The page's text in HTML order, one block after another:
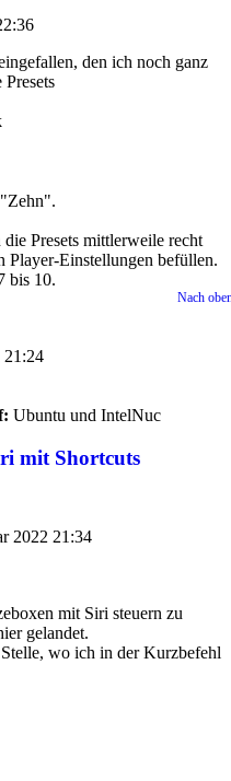
den ich noch ganz
Presets mittlerweile recht
Player-Einstellungen befüllen.
bis 10.
Nach
21:24
Ubuntu und IntelNuc
mit Shortcuts
2022 21:34
mit Siri steuern zu
gelandet.
wo ich in der Kurzbefehl